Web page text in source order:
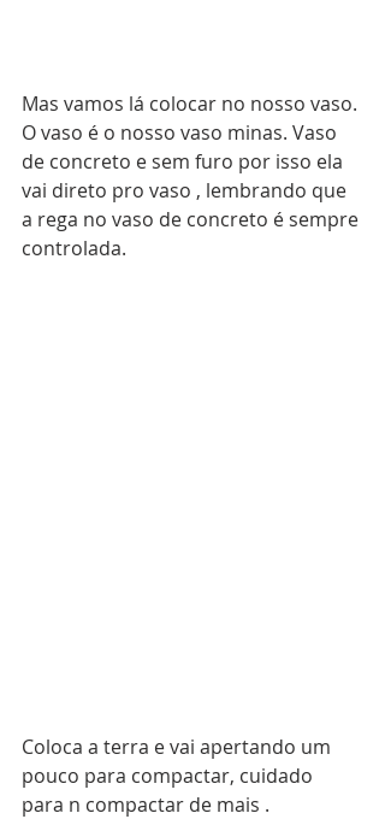
Mas vamos lá colocar no nosso vaso.
O vaso é o nosso vaso minas. Vaso
de concreto e sem furo por isso ela
vai direto pro vaso , lembrando que
a rega no vaso de concreto é sempre
controlada.
Coloca a terra e vai apertando um
pouco para compactar, cuidado
para n compactar de mais .